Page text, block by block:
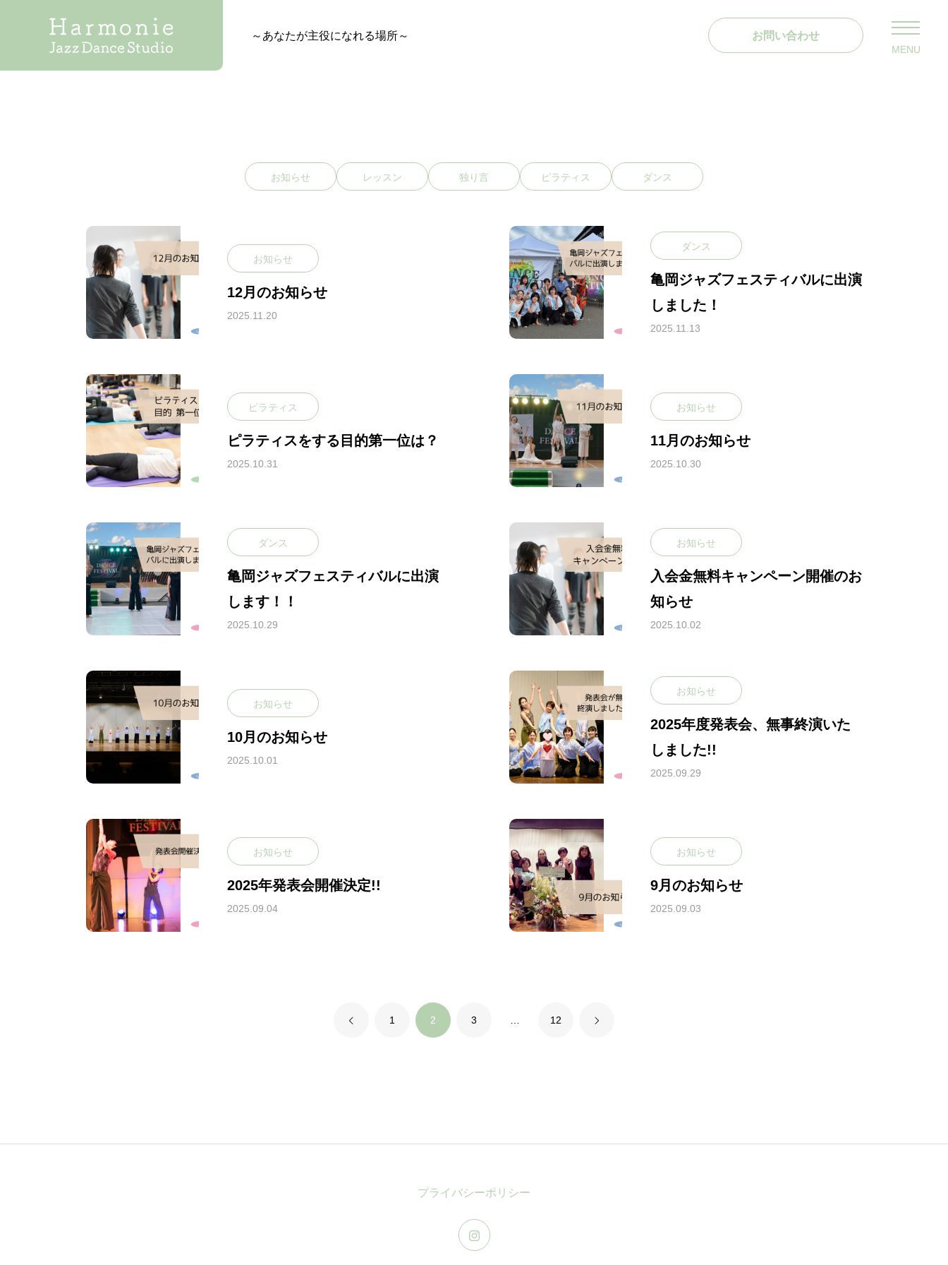
～あなたが主役になれる場所～ お問い合わせ
MENU
お知らせ レッスン 独り言 ピラティス ダンス
お知らせ
12月のお知らせ
2025.11.20
ダンス
亀岡ジャズフェスティバルに出演
しました！
2025.11.13
ピラティス
ピラティスをする目的第一位は？
2025.10.31
お知らせ
11月のお知らせ
2025.10.30
ダンス
亀岡ジャズフェスティバルに出演
します！！
2025.10.29
お知らせ
入会金無料キャンペーン開催のお
知らせ
2025.10.02
お知らせ
10月のお知らせ
2025.10.01
お知らせ
2025年度発表会、無事終演いた
しました!!
2025.09.29
お知らせ
2025年発表会開催決定!!
2025.09.04
お知らせ
9月のお知らせ
2025.09.03
1 2 3 12
プライバシーポリシー
POLICY
教室のポリシー
PROFILE
LESSON / PRI
CE
ジャズ・ダンスとは？
ピラティスとは？
生徒様の声 よくあるご質問